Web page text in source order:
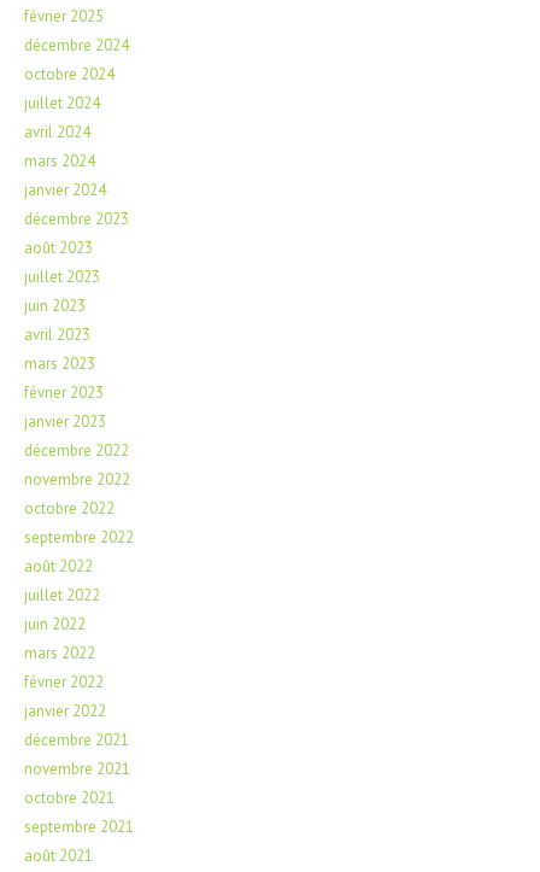
février 2025
décembre 2024
octobre 2024
juillet 2024
avril 2024
mars 2024
janvier 2024
décembre 2023
août 2023
juillet 2023
juin 2023
avril 2023
mars 2023
février 2023
janvier 2023
décembre 2022
novembre 2022
octobre 2022
septembre 2022
août 2022
juillet 2022
juin 2022
mars 2022
février 2022
janvier 2022
décembre 2021
novembre 2021
octobre 2021
septembre 2021
août 2021